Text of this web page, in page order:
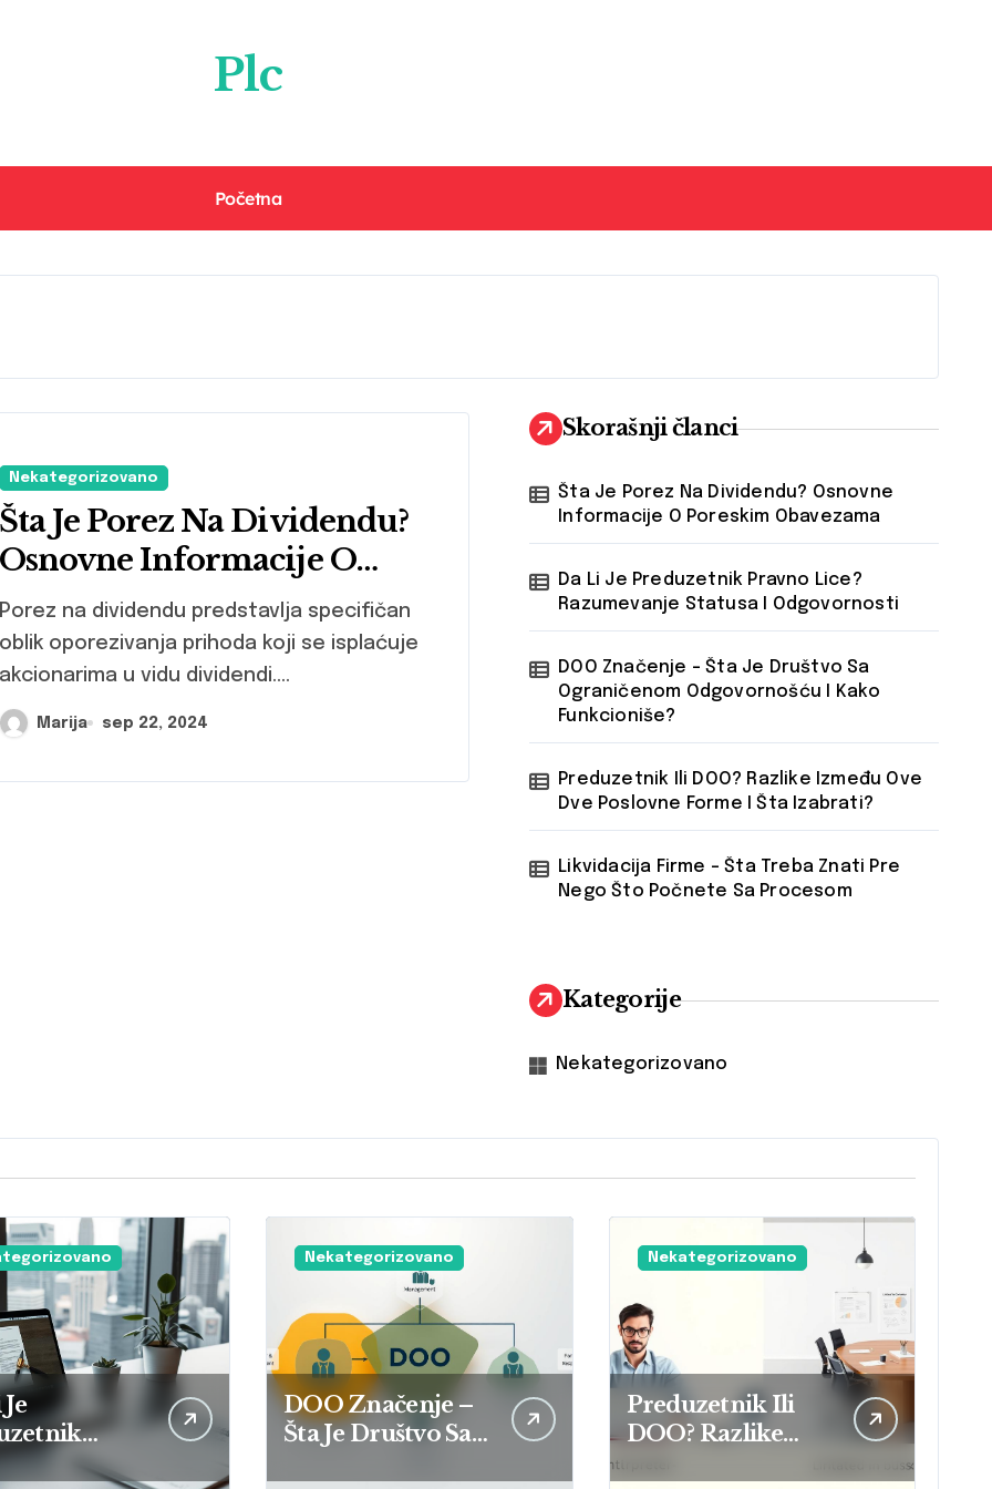
Plc
Početna
Nekategorizovano
Šta Je Porez Na Dividendu?
Osnovne Informacije O
Poreskim Obavezama
Porez na dividendu predstavlja specifičan
oblik oporezivanja prihoda koji se isplaćuje
akcionarima u vidu dividendi....
Marija sep 22, 2024
Skorašnji članci
Šta Je Porez Na Dividendu? Osnovne
Informacije O Poreskim Obavezama
Da Li Je Preduzetnik Pravno Lice?
Razumevanje Statusa I Odgovornosti
DOO Značenje – Šta Je Društvo Sa
Ograničenom Odgovornošću I Kako
Funkcioniše?
Preduzetnik Ili DOO? Razlike Između Ove
Dve Poslovne Forme I Šta Izabrati?
Likvidacija Firme – Šta Treba Znati Pre
Nego Što Počnete Sa Procesom
Kategorije
Nekategorizovano
Lice?
Nekategorizovano
DOO Značenje –
Šta Je Društvo Sa
Nekategorizovano
Preduzetnik Ili
DOO? Razlike